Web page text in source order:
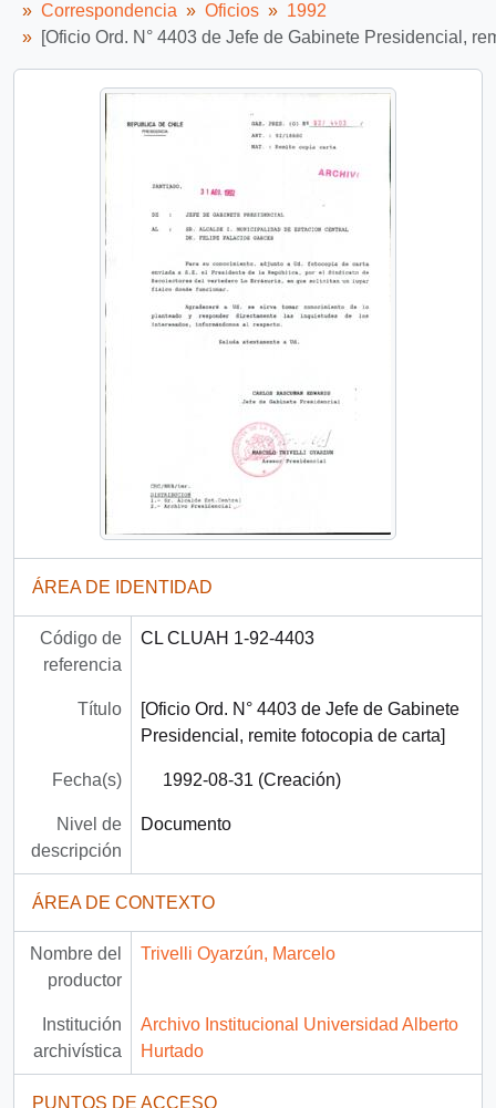
Correspondencia
Oficios
1992
[Oficio Ord. N° 4403 de Jefe de Gabinete Presidencial,
ÁREA DE IDENTIDAD
Código de
referencia
CL CLUAH 1-92-4403
Título
[Oficio Ord. N° 4403 de Jefe de Gabinete
Presidencial, remite fotocopia de carta]
Fecha(s) 1992-08-31 (Creación)
Nivel de
descripción
Documento
ÁREA DE CONTEXTO
Nombre del
productor
Trivelli Oyarzún, Marcelo
Institución
archivística
Archivo Institucional Universidad Alberto
Hurtado
PUNTOS DE ACCESO